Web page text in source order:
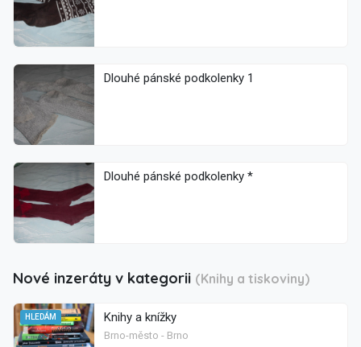
Dlouhé pánské podkolenky 1
Dlouhé pánské podkolenky *
Nové inzeráty v kategorii (Knihy a tiskoviny)
HLEDÁM Knihy a knížky
Brno-město - Brno